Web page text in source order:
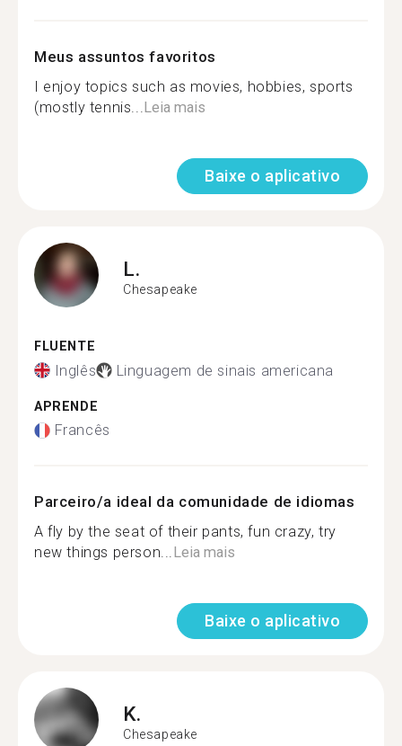
Meus assuntos favoritos
I enjoy topics such as movies, hobbies, sports
(mostly tennis...Leia mais
Baixe o aplicativo
L.
Chesapeake
FLUENTE
Inglês Linguagem de sinais americana
APRENDE
Francês
Parceiro/a ideal da comunidade de idiomas
A fly by the seat of their pants, fun crazy, try
new things person...Leia mais
Baixe o aplicativo
K.
Chesapeake